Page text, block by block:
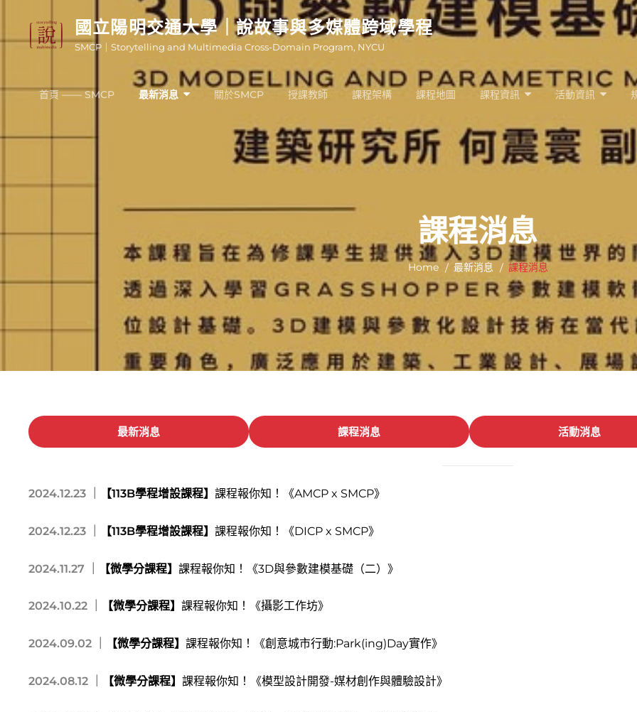
content
國立陽明交通大學｜說故事與多媒體跨域學程
SMCP｜Storytelling and Multimedia Cross-Domain Program, NYCU
首頁 —— SMCP 最新消息 關於SMCP 授課教師 課程架構 課程地圖 課程資訊 活動資訊
課程消息
Home 最新消息 課程消息
最新消息 課程消息 活動消息
2024.12.23 ｜ 【113B學程增設課程】 課程報你知！《AMCP x SMCP》
2024.12.23 ｜ 【113B學程增設課程】 課程報你知！《DICP x SMCP》
2024.11.27 ｜ 【微學分課程】 課程報你知！《3D與參數建模基礎（二）》
2024.10.22 ｜ 【微學分課程】 課程報你知！《攝影工作坊》
2024.09.02 ｜ 【微學分課程】 課程報你知！《創意城市行動:Park(ing)Day實作》
2024.08.12 ｜ 【微學分課程】 課程報你知！《模型設計開發-媒材創作與體驗設計》